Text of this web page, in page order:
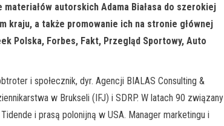
autorskich Adama Białasa do szerokiej
kraju, a także promowanie ich na stronie głównej
Polska, Forbes, Fakt, Przegląd Sportowy, Auto
i społecznik, dyr. Agencji BIALAS Consulting &
w Brukseli (IFJ) i SDRP. W latach 90 związany
i prasą polonijną w USA. Manager marketingu i